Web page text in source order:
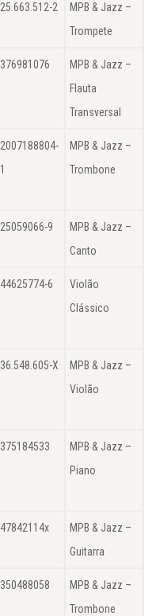
25.663.512-2
MPB & Jazz –
Trompete
376981076
MPB & Jazz –
Flauta
Transversal
2007188804-
1
MPB & Jazz –
Trombone
25059066-9
MPB & Jazz –
Canto
44625774-6
Violão
Clássico
36.548.605-X
MPB & Jazz –
Violão
375184533
MPB & Jazz –
Piano
47842114x
MPB & Jazz –
Guitarra
350488058
MPB & Jazz –
Trombone